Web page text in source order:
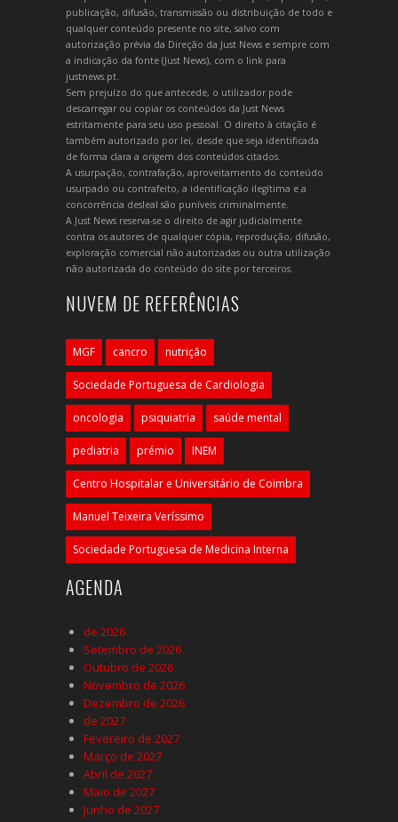
publicação, difusão, transmissão ou distribuição de todo e
qualquer conteúdo presente no site, salvo com
autorização prévia da Direção da Just News e sempre com
a indicação da fonte (Just News), com o link para
justnews.pt.
Sem prejuízo do que antecede, o utilizador pode
descarregar ou copiar os conteúdos da Just News
estritamente para seu uso pessoal. O direito à citação é
também autorizado por lei, desde que seja identificada
de forma clara a origem dos conteúdos citados.
A usurpação, contrafação, aproveitamento do conteúdo
usurpado ou contrafeito, a identificação ilegítima e a
concorrência desleal são puníveis criminalmente.
A Just News reserva-se o direito de agir judicialmente
contra os autores de qualquer cópia, reprodução, difusão,
exploração comercial não autorizadas ou outra utilização
não autorizada do conteúdo do site por terceiros.
NUVEM DE REFERÊNCIAS
MGF cancro nutrição
Sociedade Portuguesa de Cardiologia
oncologia psiquiatria saúde mental
pediatria prémio INEM
Centro Hospitalar e Universitário de Coimbra
Manuel Teixeira Veríssimo
Sociedade Portuguesa de Medicina Interna
AGENDA
de 2026
Setembro de 2026
Outubro de 2026
Novembro de 2026
Dezembro de 2026
de 2027
Fevereiro de 2027
Março de 2027
Abril de 2027
Maio de 2027
Junho de 2027